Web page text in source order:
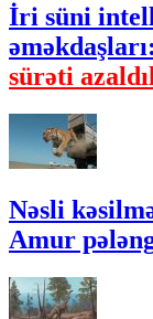
İri süni
əməkdaşları:
sürəti
Nəsli
Amur